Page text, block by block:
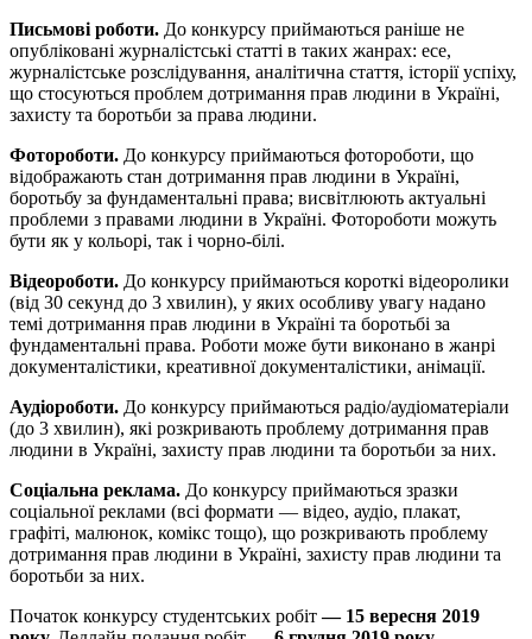
Письмові роботи. До конкурсу приймаються раніше не
опубліковані журналістські статті в таких жанрах: есе,
журналістське розслідування, аналітична стаття, історії успіху,
що стосуються проблем дотримання прав людини в Україні,
захисту та боротьби за права людини.
Фотороботи. До конкурсу приймаються фотороботи, що
відображають стан дотримання прав людини в Україні,
боротьбу за фундаментальні права; висвітлюють актуальні
проблеми з правами людини в Україні. Фотороботи можуть
бути як у кольорі, так і чорно-білі.
Відеороботи. До конкурсу приймаються короткі відеоролики
(від 30 секунд до 3 хвилин), у яких особливу увагу надано
темі дотримання прав людини в Україні та боротьбі за
фундаментальні права. Роботи може бути виконано в жанрі
документалістики, креативної документалістики, анімації.
Аудіороботи. До конкурсу приймаються радіо/аудіоматеріали
(до 3 хвилин), які розкривають проблему дотримання прав
людини в Україні, захисту прав людини та боротьби за них.
Соціальна реклама. До конкурсу приймаються зразки
соціальної реклами (всі формати — відео, аудіо, плакат,
графіті, малюнок, комікс тощо), що розкривають проблему
дотримання прав людини в Україні, захисту прав людини та
боротьби за них.
Початок конкурсу студентських робіт— 15 вересня 2019